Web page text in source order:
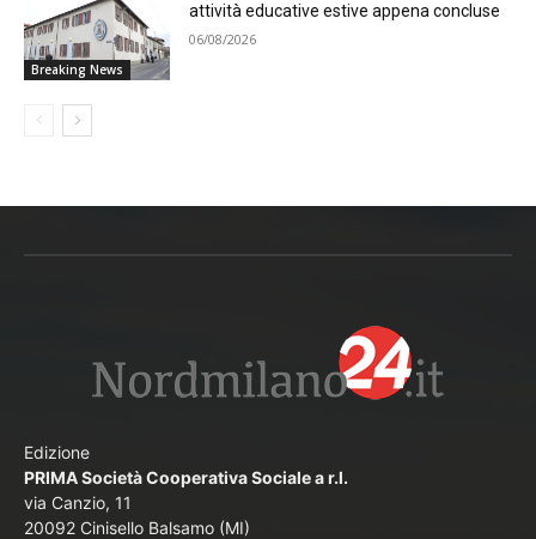
Breaking News
attività educative estive appena concluse
06/08/2026
Edizione
PRIMA Società Cooperativa Sociale a r.l.
via Canzio, 11
20092 Cinisello Balsamo (MI)